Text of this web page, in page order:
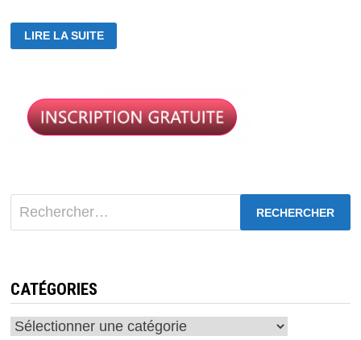
COMMENT
FAIRE
POUR
LIRE LA SUITE
Rechercher :
CATÉGORIES
Catégories